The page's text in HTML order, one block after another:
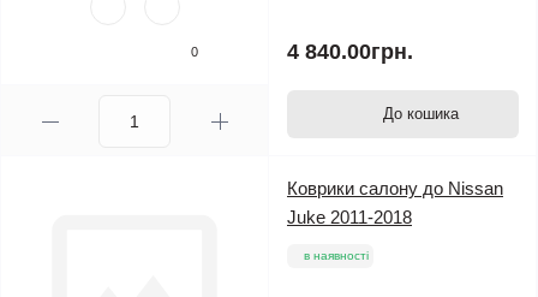
0 4 840.00грн.
До кошика
Коврики салону до Nissan
Juke 2011-2018
в наявності